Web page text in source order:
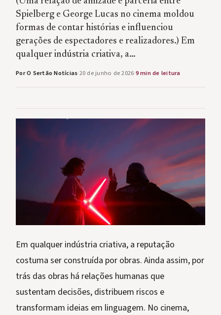
Spielberg e George Lucas no cinema moldou
formas de contar histórias e influenciou
gerações de espectadores e realizadores.) Em
qualquer indústria criativa, a…
Por O Sertão Notícias·20 de junho de 2026·9 min de leitura
Em qualquer indústria criativa, a reputação
costuma ser construída por obras. Ainda assim, por
trás das obras há relações humanas que
sustentam decisões, distribuem riscos e
transformam ideias em linguagem. No cinema,